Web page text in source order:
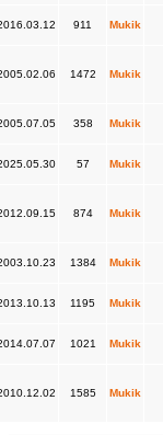
911 Mukik
1472 Mukik
358 Mukik
57 Mukik
874 Mukik
1384 Mukik
1195 Mukik
1021 Mukik
1585 Mukik